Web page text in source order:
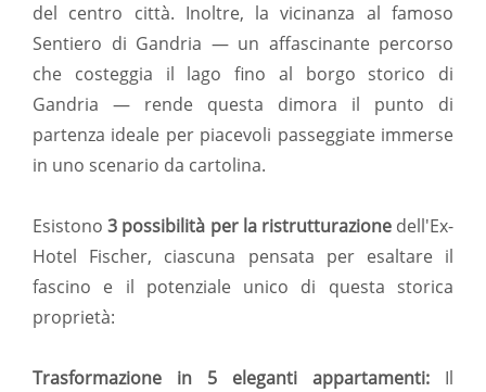
del centro città. Inoltre, la vicinanza al famoso
Sentiero di Gandria — un affascinante percorso
che costeggia il lago fino al borgo storico di
Gandria — rende questa dimora il punto di
partenza ideale per piacevoli passeggiate immerse
in uno scenario da cartolina.
Esistono3 possibilità per la ristrutturazione dell'Ex-
Hotel Fischer, ciascuna pensata per esaltare il
fascino e il potenziale unico di questa storica
proprietà:
Trasformazione in 5 eleganti appartamenti: Il